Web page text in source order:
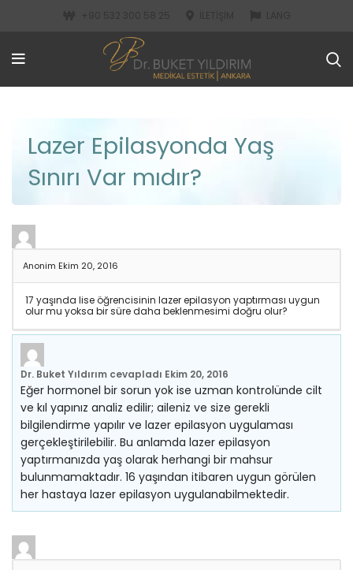
Lazer Epilasyonda Yaş
Sınırı Var mıdır?
Anonim Ekim 20, 2016
17 yaşında lise öğrencisinin lazer epilasyon yaptırması uygun
olur mu yoksa bir süre daha beklenmesimi doğru olur?
Dr. Buket Yıldırım cevapladı Ekim 20, 2016
Eğer hormonel bir sorun yok ise uzman kontrolünde cilt
ve kıl yapınız analiz edilir; aileniz ve size gerekli
bilgilendirme yapılır ve lazer epilasyon uygulaması
gerçekleştirilebilir. Bu anlamda lazer epilasyon
yaptırmanızda yaş olarak herhangi bir mahsur
bulunmamaktadır. 16 yaşından itibaren uygun görülen
her hastaya lazer epilasyon uygulanabilmektedir.